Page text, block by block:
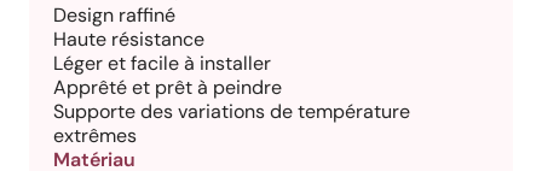
Design raffiné
Haute résistance
Léger et facile à installer
Apprêté et prêt à peindre
Supporte des variations de température
extrêmes
Matériau